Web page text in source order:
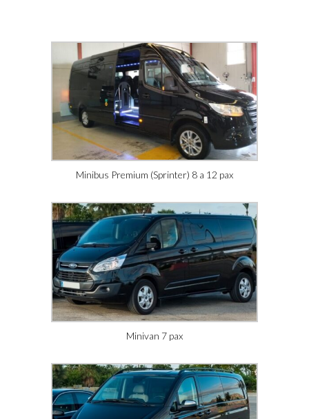
Minibus Premium (Sprinter) 8 a 12 pax
Minivan 7 pax